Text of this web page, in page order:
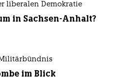
liberalen Demokratie
in Sachsen-Anhalt?
im Blick